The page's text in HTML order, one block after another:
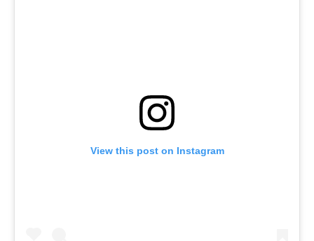
View this post on Instagram